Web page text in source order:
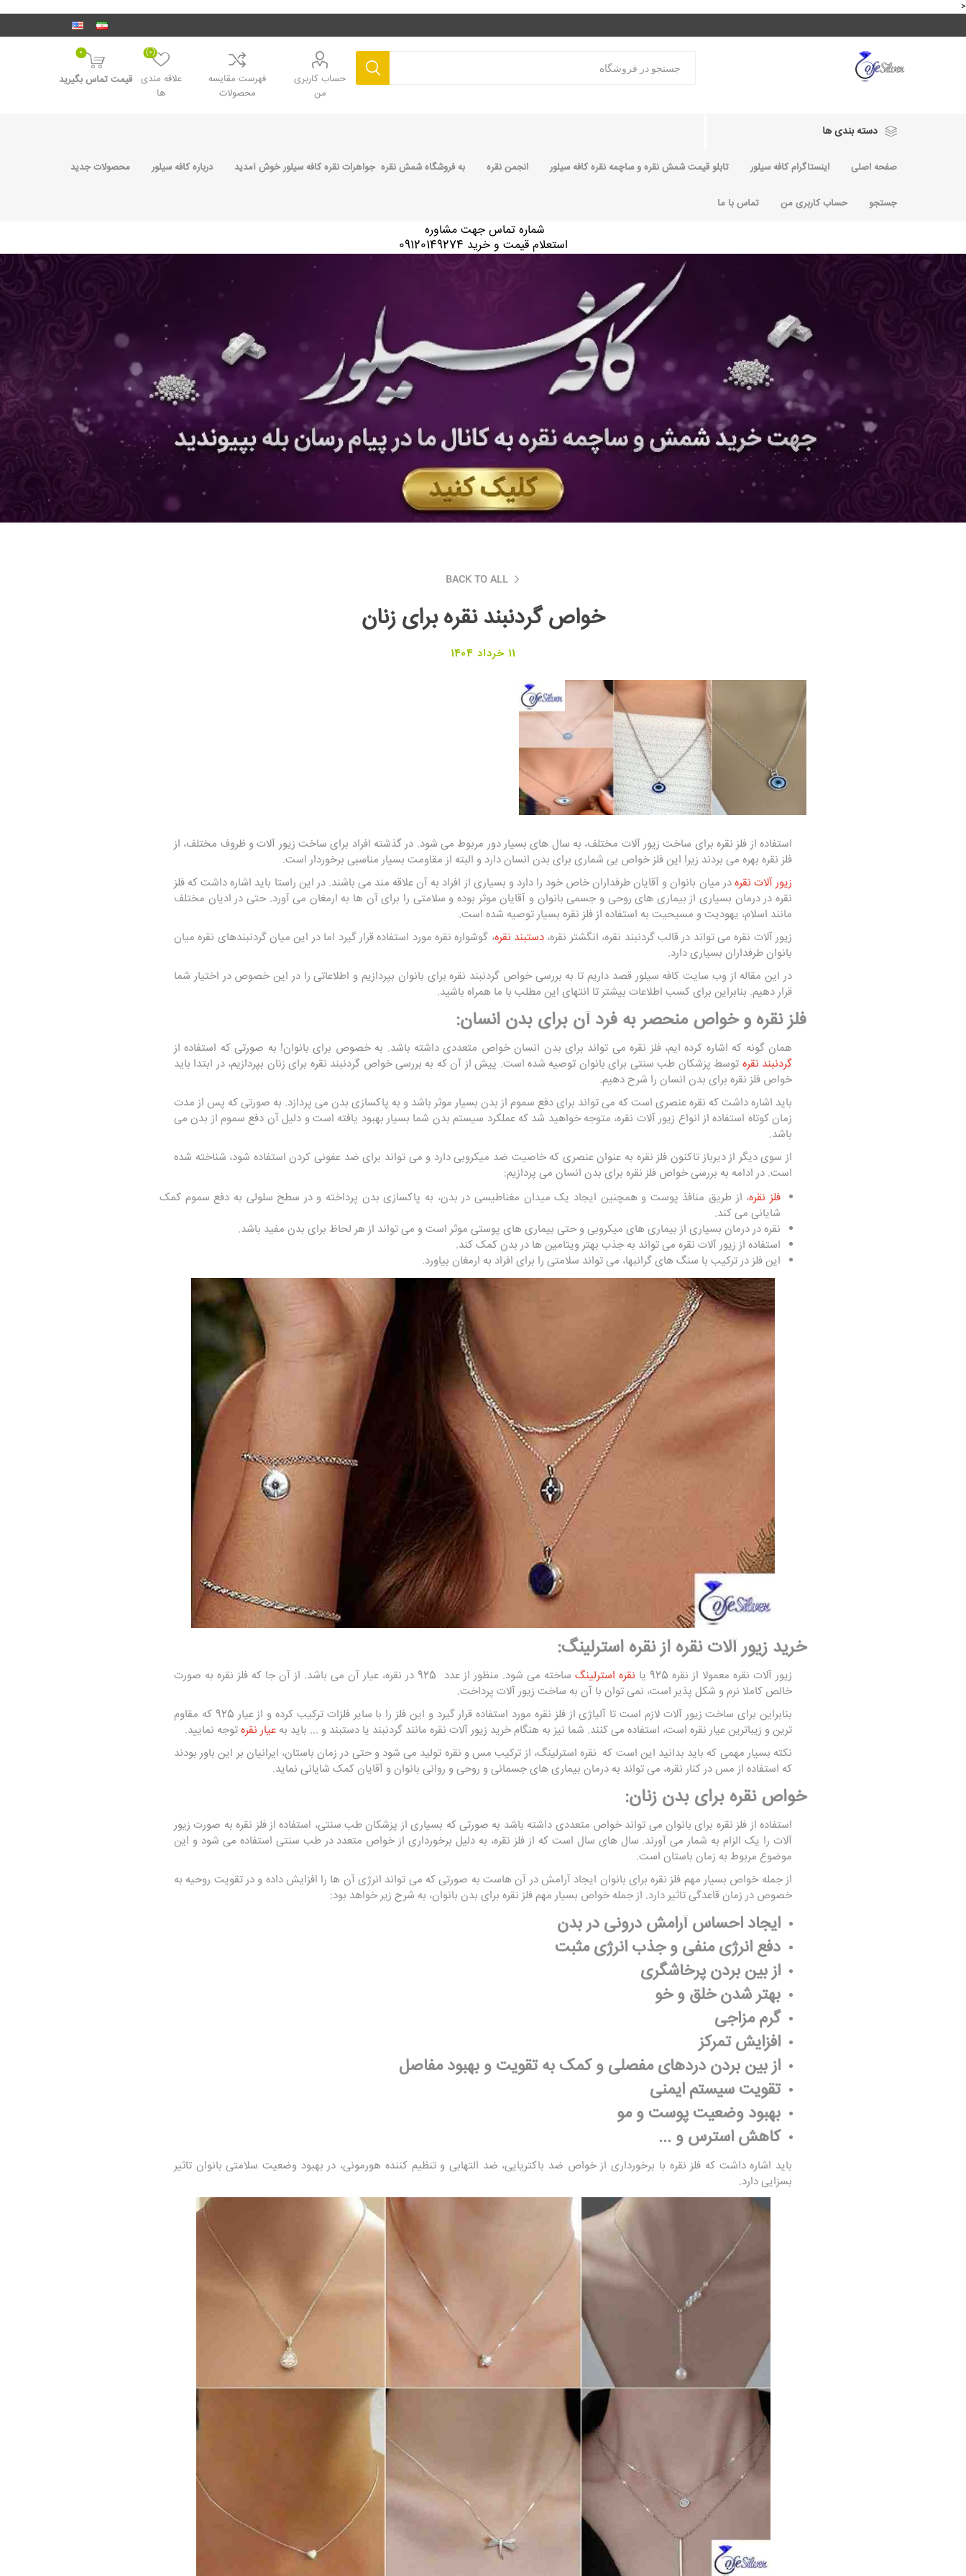
<
حساب کاربری
من
فهرست مقایسه
محصولات
علاقه مندی
ها
(0)
0
قیمت تماس بگیرید
دسته بندی ها
صفحه اصلی اینستاگرام کافه سیلور تابلو قیمت شمش نقره و ساچمه نقره کافه سیلور انجمن نقره به فروشگاه شمش نقره جواهرات نقره کافه سیلور خوش آمدید درباره کافه سیلور محصولات جدید
جستجو حساب کاربری من تماس با ما
شماره تماس جهت مشاوره
استعلام قیمت و خرید 09120149274
BACK TO ALL
خواص گردنبند نقره برای زنان
11 خرداد 1404
استفاده از فلز نقره برای ساخت زیور آلات مختلف، به سال های بسیار دور مربوط می شود. در گذشته افراد برای ساخت زیور آلات و ظروف مختلف، از
فلز نقره بهره می بردند زیرا این فلز خواص بی شماری برای بدن انسان دارد و البته از مقاومت بسیار مناسبی برخوردار است.
زیور آلات نقرهدر میان بانوان و آقایان طرفداران خاص خود را دارد و بسیاری از افراد به آن علاقه مند می باشند. در این راستا باید اشاره داشت که فلز
نقره در درمان بسیاری از بیماری های روحی و جسمی بانوان و آقایان موثر بوده و سلامتی را برای آن ها به ارمغان می آورد. حتی در ادیان مختلف
مانند اسلام، یهودیت و مسیحیت به استفاده از فلز نقره بسیار توصیه شده است.
زیور آلات نقره می تواند در قالب گردنبند نقره، انگشتر نقره، دستبند نقره، گوشواره نقره مورد استفاده قرار گیرد اما در این میان گردنبندهای نقره میان
بانوان طرفداران بسیاری دارد.
در این مقاله از وب سایت کافه سیلور قصد داریم تا به بررسی خواص گردنبند نقره برای بانوان بپردازیم و اطلاعاتی را در این خصوص در اختیار شما
قرار دهیم. بنابراین برای کسب اطلاعات بیشتر تا انتهای این مطلب با ما همراه باشید.
فلز نقره و خواص منحصر به فرد آن برای بدن انسان:
همان گونه که اشاره کرده ایم، فلز نقره می تواند برای بدن انسان خواص متعددی داشته باشد. به خصوص برای بانوان! به صورتی که استفاده از
گردنبند نقره توسط پزشکان طب سنتی برای بانوان توصیه شده است. پیش از آن که به بررسی خواص گردنبند نقره برای زنان بپردازیم، در ابتدا باید
خواص فلز نقره برای بدن انسان را شرح دهیم.
باید اشاره داشت که نقره عنصری است که می تواند برای دفع سموم از بدن بسیار موثر باشد و به پاکسازی بدن می پردازد. به صورتی که پس از مدت
زمان کوتاه استفاده از انواع زیور آلات نقره، متوجه خواهید شد که عملکرد سیستم بدن شما بسیار بهبود یافته است و دلیل آن دفع سموم از بدن می
باشد.
از سوی دیگر از دیرباز تاکنون فلز نقره به عنوان عنصری که خاصیت ضد میکروبی دارد و می تواند برای ضد عفونی کردن استفاده شود، شناخته شده
است. در ادامه به بررسی خواص فلز نقره برای بدن انسان می پردازیم:
فلز نقره، از طریق منافذ پوست و همچنین ایجاد یک میدان مغناطیسی در بدن، به پاکسازی بدن پرداخته و در سطح سلولی به دفع سموم کمک
شایانی می کند.
نقره در درمان بسیاری از بیماری های میکروبی و حتی بیماری های پوستی موثر است و می تواند از هر لحاظ برای بدن مفید باشد.
استفاده از زیور آلات نقره می تواند به جذب بهتر ویتامین ها در بدن کمک کند.
این فلز در ترکیب با سنگ های گرانبها، می تواند سلامتی را برای افراد به ارمغان بیاورد.
خرید زیور آلات نقره از نقره استرلینگ:
زیور آلات نقره معمولا از نقره 925 یا نقره استرلینگ
ساخته می شود. منظور از عدد 925 در نقره، عیار آن می باشد. از آن جا که فلز نقره به صورت
خالص کاملا نرم و شکل پذیر است، نمی توان با آن به ساخت زیور آلات پرداخت.
بنابراین برای ساخت زیور آلات لازم است تا آلیاژی از فلز نقره مورد استفاده قرار گیرد و این فلز را با سایر فلزات ترکیب کرده و از عیار 925 که مقاوم
ترین و زیباترین عیار نقره است، استفاده می کنند. شما نیز به هنگام خرید زیور آلات نقره مانند گردنبند یا دستبند و ... باید به عیار نقرهتوجه نمایید.
نکته بسیار مهمی که باید بدانید این است که نقره استرلینگ، از ترکیب مس و نقره تولید می شود و حتی در زمان باستان، ایرانیان بر این باور بودند
که استفاده از مس در کنار نقره، می ‌تواند به درمان بیماری های جسمانی و روحی و روانی بانوان و آقایان کمک شایانی نماید.
خواص نقره برای بدن زنان:
استفاده از فلز نقره برای بانوان می تواند خواص متعددی داشته باشد به صورتی که بسیاری از پزشکان طب سنتی، استفاده از فلز نقره به صورت زیور
آلات را یک الزام به شمار می آورند. سال های سال است که از فلز نقره، به دلیل برخورداری از خواص متعدد در طب سنتی استفاده می شود و این
موضوع مربوط به زمان باستان است.
از جمله خواص بسیار مهم فلز نقره برای بانوان ایجاد آرامش در آن هاست به صورتی که می تواند انرژی آن ها را افزایش داده و در تقویت روحیه به
خصوص در زمان قاعدگی تاثیر دارد. از جمله خواص بسیار مهم فلز نقره برای بدن بانوان، به شرح زیر خواهد بود:
ایجاد احساس آرامش درونی در بدن
دفع انرژی منفی و جذب انرژی مثبت
از بین بردن پرخاشگری
بهتر شدن خلق و خو
گرم مزاجی
افزایش تمرکز
از بین بردن دردهای مفصلی و کمک به تقویت و بهبود مفاصل
تقویت سیستم ایمنی
بهبود وضعیت پوست و مو
کاهش استرس و ...
باید اشاره داشت که فلز نقره با برخورداری از خواص ضد باکتریایی، ضد التهابی و تنظیم‌ کننده هورمونی، در بهبود وضعیت سلامتی بانوان تاثیر
بسزایی دارد.